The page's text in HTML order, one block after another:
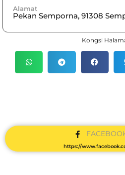
Alamat
Pekan Semporna, 91308
Kongsi
https://